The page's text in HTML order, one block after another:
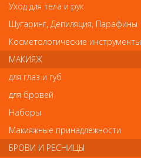
Мгновенно защищает
цвета.
Укрепляет волосы, придает им
дольше сохранить стойкий
Ингредиенты:
- экстракт маракуйи и липиды
Способ применения:
- нанести на влажные волосы
- оставить на 1-3 минуты для
- смыть водой.
Отзывы
Уход для тела и рук
Шугаринг, Депиляция, Парафины
Косметологические инструменты
МАКИЯЖ
для глаз и губ
для бровей
Наборы
Макияжные принадлежности
БРОВИ И РЕСНИЦЫ